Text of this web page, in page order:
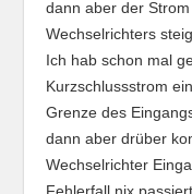
dann aber der
Wechselrichters
Ich hab schon mal
Kurzschlussstrom
Grenze des
dann aber drüber
Wechselrichter